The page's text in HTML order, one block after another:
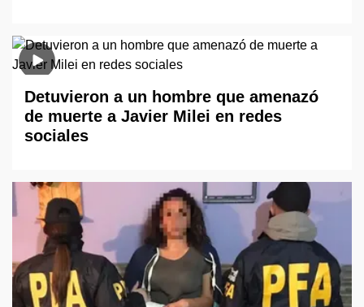
Detuvieron a un hombre que amenazó
de muerte a Javier Milei en redes
sociales